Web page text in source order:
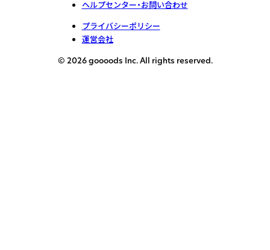
ヘルプセンター・お問い合わせ
プライバシーポリシー
運営会社
© 2026 goooods Inc. All rights reserved.